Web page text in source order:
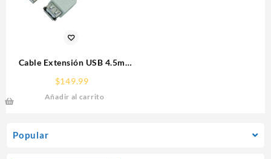
Popular
Cable Extensión USB 4.5m
$149.99
Añadir al carrito